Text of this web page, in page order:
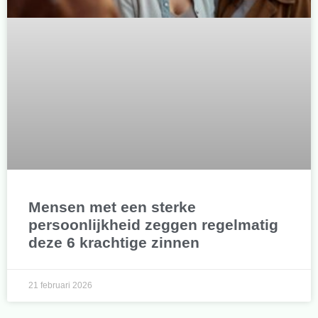
Mensen met een sterke
persoonlijkheid zeggen regelmatig
deze 6 krachtige zinnen
21 februari 2026